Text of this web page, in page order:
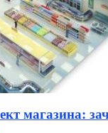
магазина: